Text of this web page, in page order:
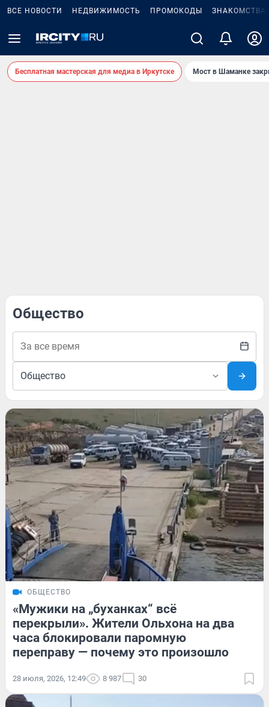
ВСЕ НОВОСТИ НЕДВИЖИМОСТЬ ПРОМОКОДЫ ЗНАКОМСТВА
Бесплатная мастерская для медиа в Иркутске Мост в Шаманке
Общество
ОБЩЕСТВО
«Мужики на „буханках“ всё
перекрыли». Жители Ольхона на два
часа блокировали паромную
переправу — почему это произошло
28 июля, 2026, 12:49 8 987 30